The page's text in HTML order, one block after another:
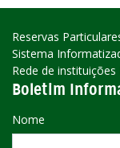
Reservas
Sistema
Rede de instituições
Boletim
Nome